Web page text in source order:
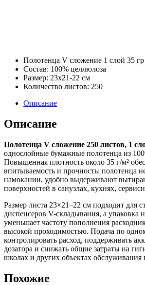
Полотенца V сложение 1 слой 35 гр
Состав: 100% целлюлоза
Размер: 23х21-22 см
Количество листов: 250
Описание
Описание
Полотенца V сложение 250 листов, 1
однослойные бумажные полотенца из
Повышенная плотность около 35 г/м²
впитываемость и прочность: полотенца
намокании, удобно выдерживают
поверхностей в санузлах, кухнях,
Размер листа 23×21–22 см подходит для
диспенсеров V-складывания, а упаковка
уменьшает частоту пополнения
высокой проходимостью. Подача по
контролировать расход, поддерживать
дозатора и снижать общие затраты на
школах и других объектах обслуживания
Похожие